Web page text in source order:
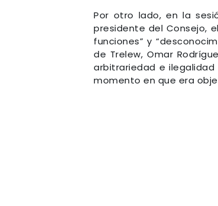
Por otro lado, en la
presidente del Consejo,
funciones” y
de Trelew, Omar
arbitrariedad e
momento en que era